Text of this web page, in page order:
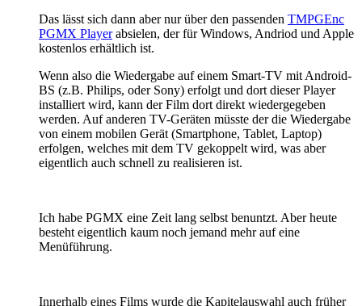
Das lässt sich dann aber nur über den passenden TMPGEnc
PGMX Playerabsielen, der für Windows, Andriod und Apple
kostenlos erhältlich ist.
Wenn also die Wiedergabe auf einem Smart-TV mit Android-
BS (z.B. Philips, oder Sony) erfolgt und dort dieser Player
installiert wird, kann der Film dort direkt wiedergegeben
werden. Auf anderen TV-Geräten müsste der die Wiedergabe
von einem mobilen Gerät (Smartphone, Tablet, Laptop)
erfolgen, welches mit dem TV gekoppelt wird, was aber
eigentlich auch schnell zu realisieren ist.
Ich habe PGMX eine Zeit lang selbst benuntzt. Aber heute
besteht eigentlich kaum noch jemand mehr auf eine
Menüführung.
Innerhalb eines Films wurde die Kapitelauswahl auch früher